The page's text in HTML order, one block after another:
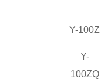
Y-100Z
Y-
100ZQ